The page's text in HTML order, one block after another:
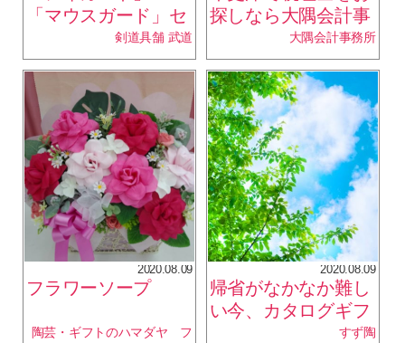
「マウスガード」セ
ット販売中！剣道具舗 武道
探しなら大隅会計事
大隅会計事務所
2020.08.09
フラワーソープ
陶芸・ギフトのハマダヤ フ
2020.08.09
帰省がなかなか難し
い今、カタログギフ
すず陶